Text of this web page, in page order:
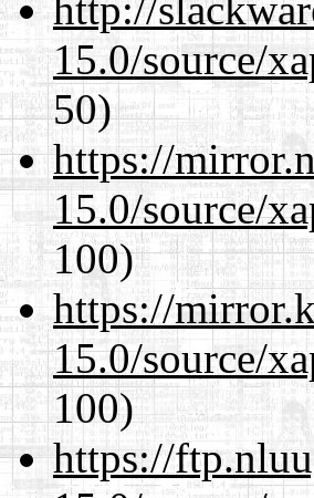
15.0/source/
50)
https://
15.0/source/
100)
https://
15.0/source/
100)
https://